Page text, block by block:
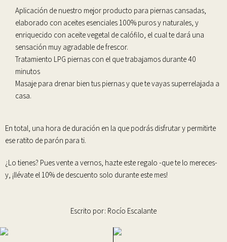
Aplicación de nuestro mejor producto para piernas cansadas,
elaborado con aceites esenciales 100% puros y naturales, y
enriquecido con aceite vegetal de calófilo, el cual te dará una
sensación muy agradable de frescor.
Tratamiento LPG piernas con el que trabajamos durante 40
minutos
Masaje para drenar bien tus piernas y que te vayas superrelajada a
casa.
En total, una hora de duración en la que podrás disfrutar y permitirte
ese ratito de parón para ti.
¿Lo tienes? Pues vente a vernos, hazte este regalo -que te lo mereces-
y, ¡llévate el 10% de descuento solo durante este mes!
Escrito por: Rocío Escalante